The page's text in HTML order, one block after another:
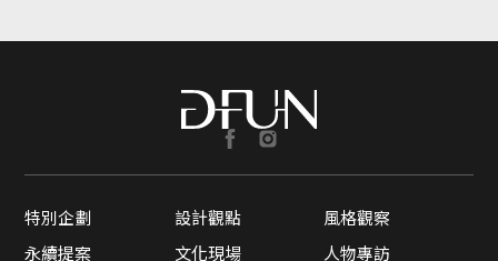
特別企劃 設計觀點
風格觀察
永續提案
文化現場 人物專訪